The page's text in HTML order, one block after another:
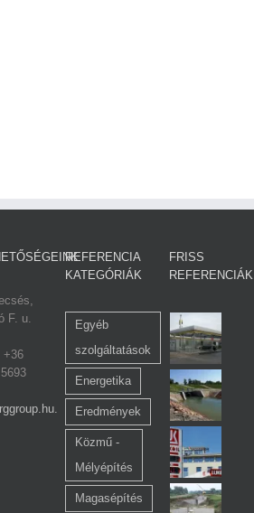
F. u.
+36
REFERENCIA
KATEGÓRIÁK
Egyéb
szolgáltatások
Energetika
Eredmények
Közmű -
Mélyépítés
Magasépítés
FRISS
REFERENCIÁK